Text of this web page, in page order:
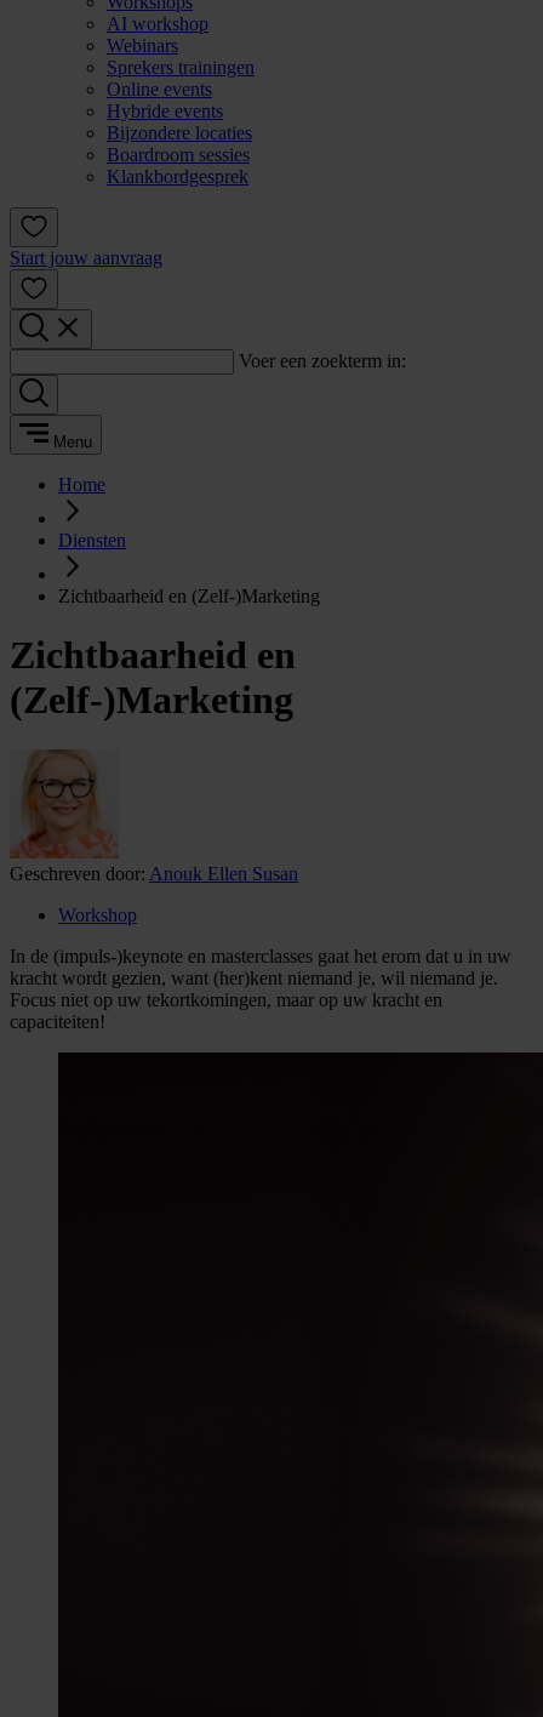
AI workshop
Webinars
Sprekers trainingen
Online events
Hybride events
Bijzondere locaties
Boardroom sessies
Klankbordgesprek
Start jouw aanvraag
Voer een zoekterm in:
Menu
Home
Diensten
Zichtbaarheid en (Zelf-)Marketing
Zichtbaarheid en
(Zelf-)Marketing
Geschreven door: Anouk Ellen Susan
Workshop
In de (impuls-)keynote en masterclasses gaat het erom dat u in uw
kracht wordt gezien, want (her)kent niemand je, wil niemand je.
Focus niet op uw tekortkomingen, maar op uw kracht en
capaciteiten!